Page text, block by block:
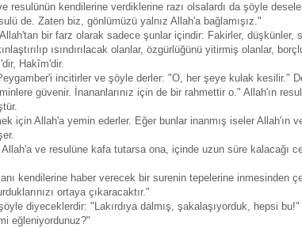
resulünün kendilerine verdiklerine razı olsalardı da şöyle
de. Zaten biz, gönlümüzü yalnız Allah'a bağlamışız."
bir farz olarak sadece şunlar içindir: Fakirler, düşkünler,
ısındırılacak olanlar, özgürlüğünü yitirmiş olanlar,
Hakîm'dir.
incitirler ve şöyle derler: "O, her şeye kulak kesilir."
güvenir. İnananlarınız için de bir rahmettir o." Allah'ın
için Allah'a yemin ederler. Eğer bunlar inanmış iseler Allah'ın
ve resulüne kafa tutarsa ona, içinde uzun süre kalacağı
kendilerine haber verecek bir surenin tepelerine inmesinden
ortaya çıkaracaktır."
diyeceklerdir: "Lakırdıya dalmış, şakalaşıyorduk, hepsi
eğleniyordunuz?"